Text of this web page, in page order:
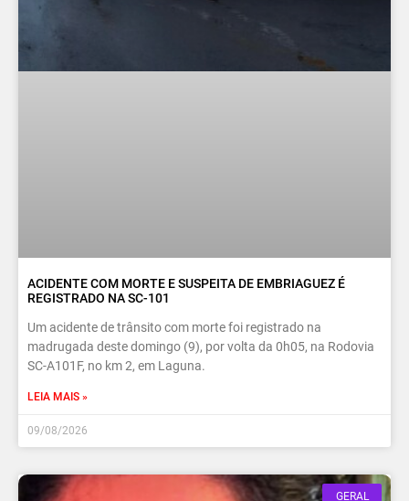
ACIDENTE COM MORTE E SUSPEITA DE EMBRIAGUEZ É
REGISTRADO NA SC-101
Um acidente de trânsito com morte foi registrado na
madrugada deste domingo (9), por volta da 0h05, na Rodovia
SC-A101F, no km 2, em Laguna.
LEIA MAIS »
09/08/2026
GERAL